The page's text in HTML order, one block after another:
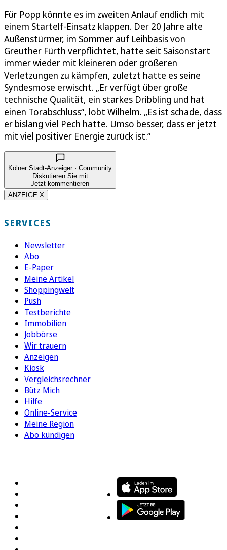
Für Popp könnte es im zweiten Anlauf endlich mit
einem Startelf-Einsatz klappen. Der 20 Jahre alte
Außenstürmer, im Sommer auf Leihbasis von
Greuther Fürth verpflichtet, hatte seit Saisonstart
immer wieder mit kleineren oder größeren
Verletzungen zu kämpfen, zuletzt hatte es seine
Syndesmose erwischt. „Er verfügt über große
technische Qualität, ein starkes Dribbling und hat
einen Torabschluss“, lobt Wilhelm. „Es ist schade, dass
er bislang viel Pech hatte. Umso besser, dass er jetzt
mit viel positiver Energie zurück ist.“
Kölner Stadt-Anzeiger · Community
Diskutieren Sie mit
Jetzt kommentieren
ANZEIGE X
SERVICES
Newsletter
Abo
E-Paper
Meine Artikel
Shoppingwelt
Push
Testberichte
Immobilien
Jobbörse
Wir trauern
Anzeigen
Kiosk
Vergleichsrechner
Bütz Mich
Hilfe
Online-Service
Meine Region
Abo kündigen